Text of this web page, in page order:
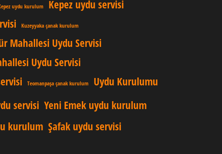
uydu kurulum
Kepez uydu servisi
Kuzeyyaka çanak kurulum
Mahallesi Uydu Servisi
Uydu Servisi
Teomanpaşa çanak kurulum Uydu Kurulumu
servisi Yeni Emek uydu kurulum
kurulum Şafak uydu servisi